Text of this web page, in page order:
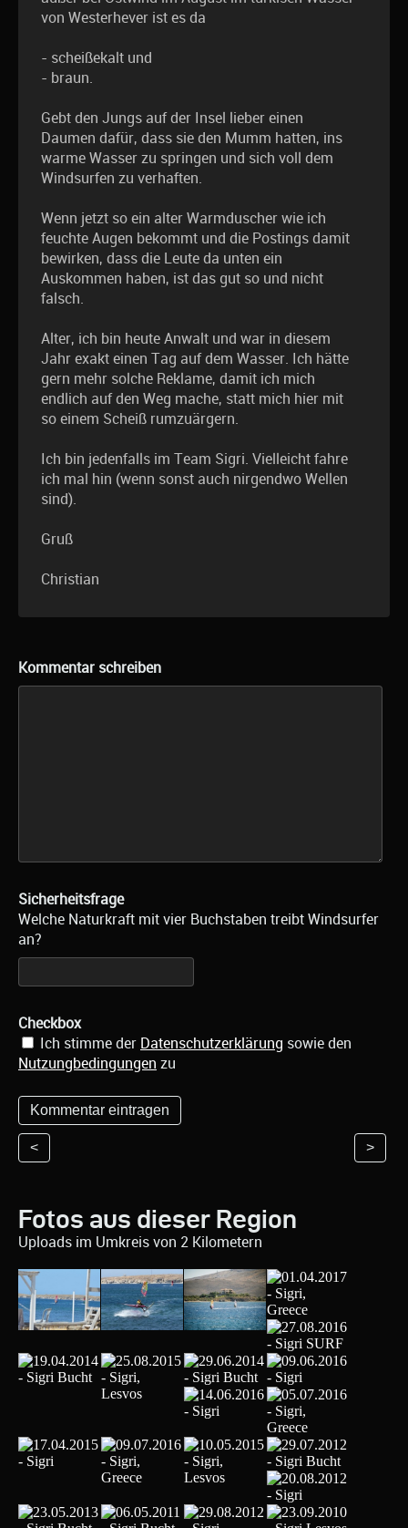
von Westerhever ist es da
- scheißekalt und
- braun.
Gebt den Jungs auf der Insel lieber einen
Daumen dafür, dass sie den Mumm hatten, ins
warme Wasser zu springen und sich voll dem
Windsurfen zu verhaften.
Wenn jetzt so ein alter Warmduscher wie ich
feuchte Augen bekommt und die Postings damit
bewirken, dass die Leute da unten ein
Auskommen haben, ist das gut so und nicht
falsch.
Alter, ich bin heute Anwalt und war in diesem
Jahr exakt einen Tag auf dem Wasser. Ich hätte
gern mehr solche Reklame, damit ich mich
endlich auf den Weg mache, statt mich hier mit
so einem Scheiß rumzuärgern.
Ich bin jedenfalls im Team Sigri. Vielleicht fahre
ich mal hin (wenn sonst auch nirgendwo Wellen
sind).
Gruß
Christian
Kommentar schreiben
Sicherheitsfrage
Welche Naturkraft mit vier Buchstaben treibt Windsurfer
an?
Checkbox
Ich stimme der Datenschutzerklärung sowie den
Nutzungbedingungen zu
< >
Fotos aus dieser Region
Uploads im Umkreis von 2 Kilometern